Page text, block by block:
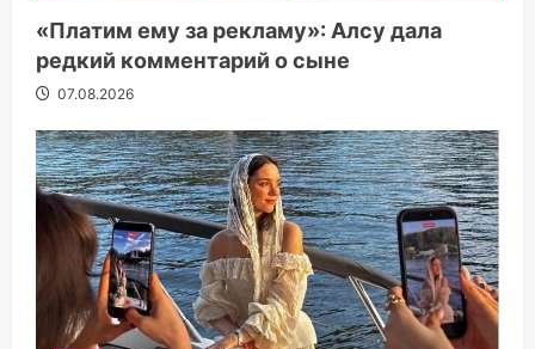
«Платим ему за рекламу»: Алсу дала
редкий комментарий о сыне
07.08.2026